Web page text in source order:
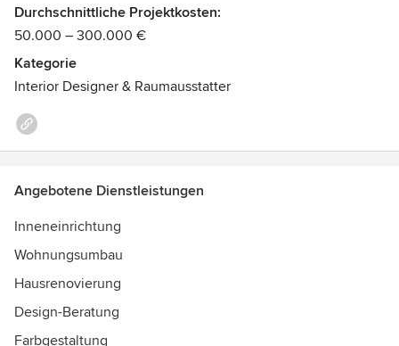
Durchschnittliche Projektkosten:
50.000 – 300.000 €
Kategorie
Interior Designer & Raumausstatter
Angebotene Dienstleistungen
Inneneinrichtung
Wohnungsumbau
Hausrenovierung
Design-Beratung
Farbgestaltung